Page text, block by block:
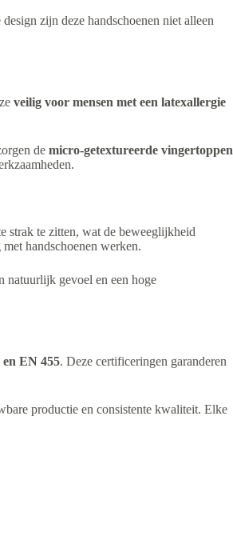
zijn deze handschoenen niet alleen
veilig voor mensen met een latexallergie
de micro-getextureerde vingertoppen
strak te zitten, wat de beweeglijkheid
handschoenen werken.
natuurlijk gevoel en een hoge
EN 455. Deze certificeringen garanderen
productie en consistente kwaliteit. Elke